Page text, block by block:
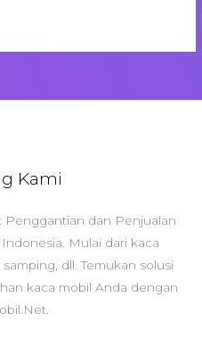
Kami
Penggantian dan Penjualan
Mulai dari kaca
dll. Temukan solusi
kaca mobil Anda dengan